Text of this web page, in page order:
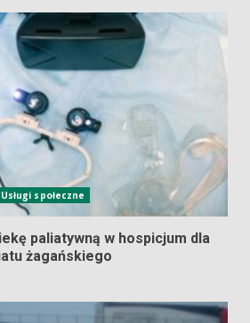
Usługi społeczne
paliatywną w hospicjum dla
żagańskiego